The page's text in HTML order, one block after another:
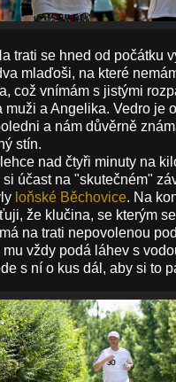
trati se hned od počátku
mlaďoši, na které
což vnímám s jistými
muži a Angelika. Vedro je
a nám důvěrně
stín.
nad čtyři minuty na
účast na "skutečném"
loňské Běchovice. Na
že klučina, se kterým
na trati nepovolenou
mu vždy podá láhev s
s ní o kus dál, aby si to